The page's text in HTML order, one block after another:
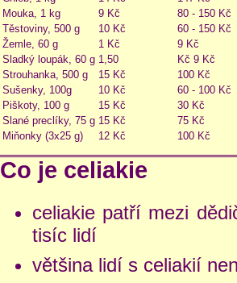
Mouka, 1 kg
9 Kč
80 - 150 Kč
Těstoviny, 500 g
10 Kč
60 - 150 Kč
Žemle, 60 g
1 Kč
9 Kč
Sladký loupák, 60 g 1,50
Kč 9 Kč
Strouhanka, 500 g
15 Kč
100 Kč
Sušenky, 100g
10 Kč
60 - 100 Kč
Piškoty, 100 g
15 Kč
30 Kč
Slané preclíky, 75 g 15 Kč
75 Kč
Miňonky (3x25 g)
12 Kč 100 Kč
Co je celiakie
celiakie patří mezi
tisíc lidí
většina lidí s celiakií